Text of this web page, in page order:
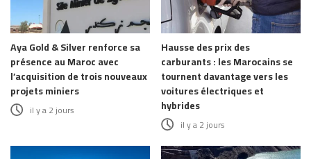
Aya Gold & Silver renforce sa
présence au Maroc avec
l’acquisition de trois nouveaux
projets miniers
il y a 2 jours
Hausse des prix des
carburants : les Marocains se
tournent davantage vers les
voitures électriques et
hybrides
il y a 2 jours